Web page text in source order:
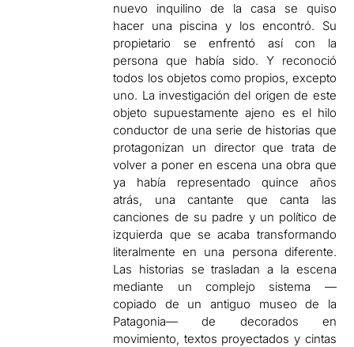
nuevo inquilino de la casa se quiso
hacer una piscina y los encontró. Su
propietario se enfrentó así con la
persona que había sido. Y reconoció
todos los objetos como propios, excepto
uno. La investigación del origen de este
objeto supuestamente ajeno es el hilo
conductor de una serie de historias que
protagonizan un director que trata de
volver a poner en escena una obra que
ya había representado quince años
atrás, una cantante que canta las
canciones de su padre y un político de
izquierda que se acaba transformando
literalmente en una persona diferente.
Las historias se trasladan a la escena
mediante un complejo sistema —
copiado de un antiguo museo de la
Patagonia— de decorados en
movimiento, textos proyectados y cintas